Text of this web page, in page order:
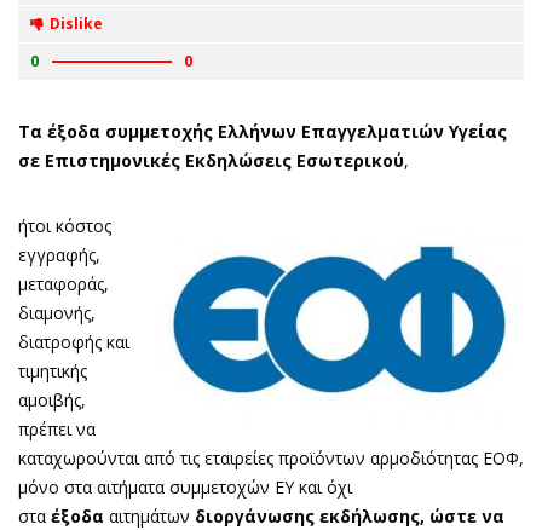
Dislike
0
0
Τα έξοδα συμμετοχής Ελλήνων Επαγγελματιών Υγείας
σε Επιστημονικές Εκδηλώσεις Εσωτερικού,
ήτοι κόστος
εγγραφής,
μεταφοράς,
διαμονής,
διατροφής και
τιμητικής
αμοιβής,
πρέπει να
καταχωρούνται από τις εταιρείες προϊόντων αρμοδιότητας ΕΟΦ,
μόνο στα αιτήματα συμμετοχών ΕΥ και όχι
στα έξοδα αιτημάτων διοργάνωσης εκδήλωσης, ώστε να